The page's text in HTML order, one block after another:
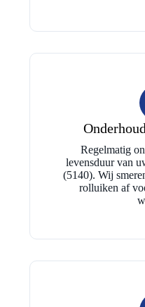
Regelmatig
levensduur van
(5140). Wij
rolluiken af